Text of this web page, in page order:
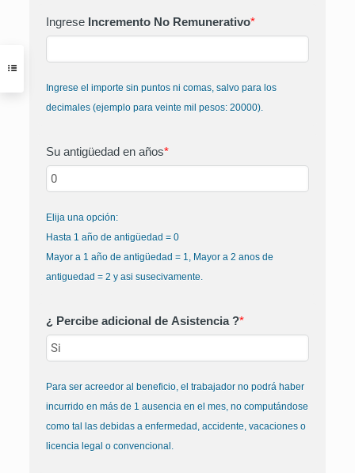
Ingrese Incremento No Remunerativo*
Ingrese el importe sin puntos ni comas, salvo para los
decimales (ejemplo para veinte mil pesos: 20000).
Su antigüedad en años*
Elija una opción:
Hasta 1 año de antigüedad = 0
Mayor a 1 año de antigüedad = 1, Mayor a 2 anos de
antiguedad = 2 y asi susecivamente.
¿ Percibe adicional de Asistencia ?*
Para ser acreedor al beneficio, el trabajador no podrá haber
incurrido en más de 1 ausencia en el mes, no computándose
como tal las debidas a enfermedad, accidente, vacaciones o
licencia legal o convencional.